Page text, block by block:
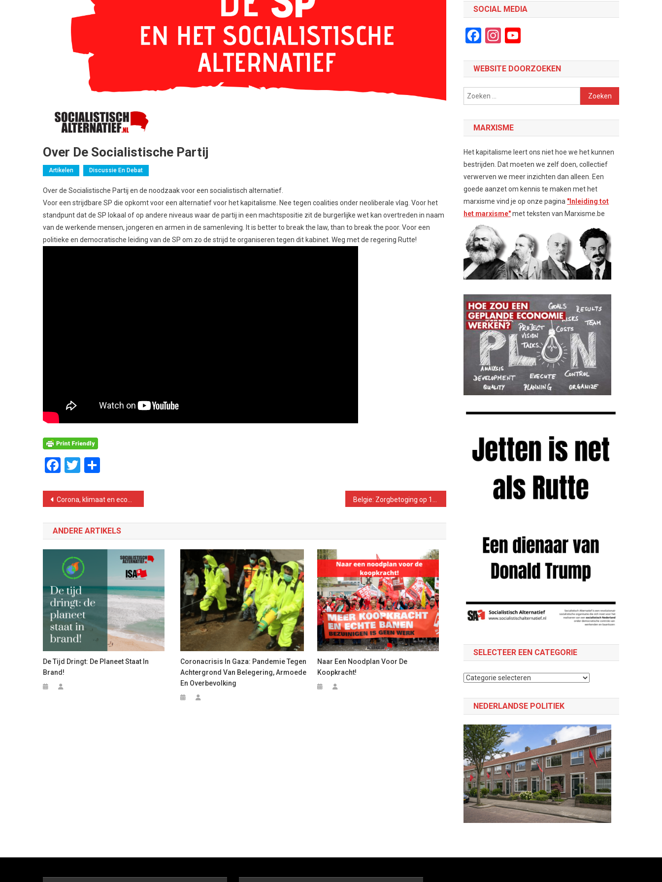
Over De Socialistische Partij
Artikelen Discussie En Debat
Over de Socialistische Partij en de noodzaak voor een socialistisch alternatief.
Voor een strijdbare SP die opkomt voor een alternatief voor het kapitalisme. Nee tegen coalities onder neoliberale vlag. Voor het
standpunt dat de SP lokaal of op andere niveaus waar de partij in een machtspositie zit de burgerlijke wet kan overtreden in naam
van de werkende mensen, jongeren en armen in de samenleving. It is better to break the law, than to break the poor. Voor een
politieke en democratische leiding van de SP om zo de strijd te organiseren tegen dit kabinet. Weg met de regering Rutte!
Facebook
Twitter
Bericht
navigatie
Corona, klimaat en economie…Weg met Rutte III
ANDERE ARTIKELS
De Tijd Dringt: De Planeet Staat In
Brand!
Coronacrisis In Gaza: Pandemie Tegen
Achtergrond Van Belegering, Armoede
En Overbevolking
Naar Een Noodplan Voor De
Koopkracht!
SOCIAL MEDIA
Facebook
Instagram
WEBSITE DOORZOEKEN
Zoeken
naar:
MARXISME
Het kapitalisme leert ons niet hoe we het kunnen
bestrijden. Dat moeten we zelf doen, collectief
verwerven we meer inzichten dan alleen. Een
goede aanzet om kennis te maken met het
marxisme vind je op onze pagina "Inleiding tot
het marxisme"met teksten van Marxisme.be
SELECTEER EEN CATEGORIE
Selecteer
categorie
NEDERLANDSE POLITIEK